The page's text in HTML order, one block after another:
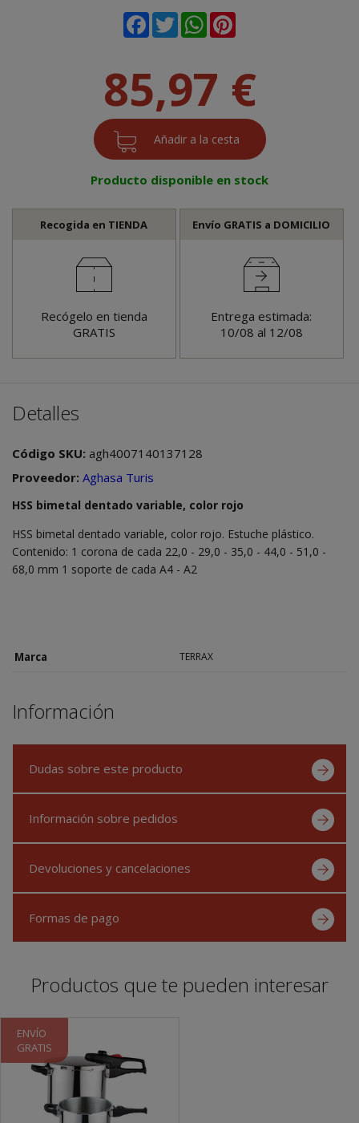
85,97 €
Producto disponible en stock
Recogida en TIENDA
Recógelo en tienda
GRATIS
Envío GRATIS a DOMICILIO
Entrega estimada:
10/08 al 12/08
Detalles
Código SKU: agh4007140137128
Proveedor: Aghasa Turis
HSS bimetal dentado variable, color rojo
HSS bimetal dentado variable, color rojo. Estuche plástico.
Contenido: 1 corona de cada 22,0 - 29,0 - 35,0 - 44,0 - 51,0 -
68,0 mm 1 soporte de cada A4 - A2
Marca TERRAX
Información
Dudas sobre este producto
Información sobre pedidos
Devoluciones y cancelaciones
Formas de pago
Productos que te pueden interesar
ENVÍO
GRATIS